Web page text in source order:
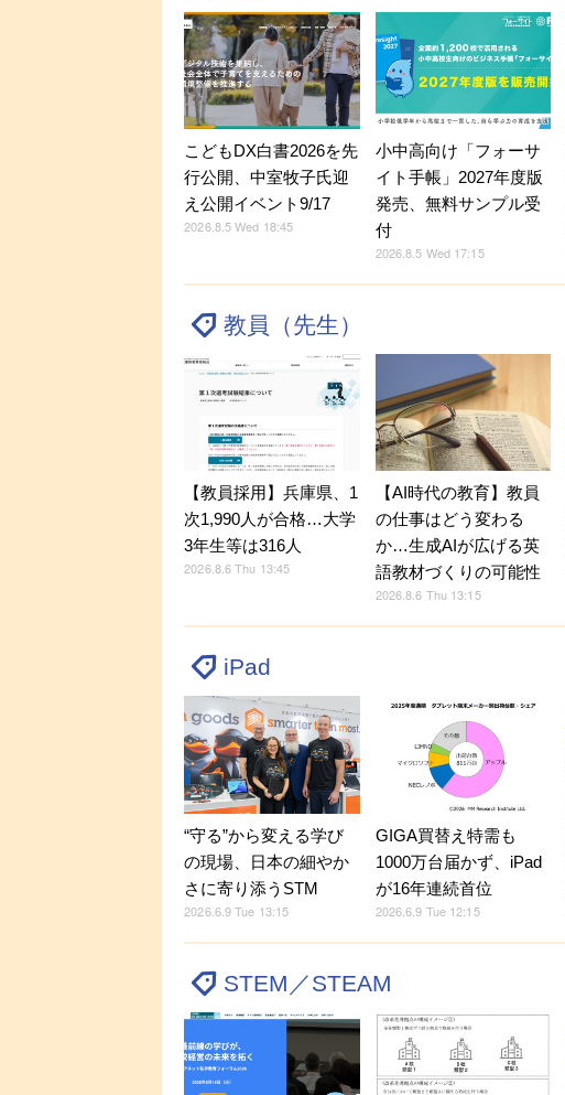
こどもDX白書2026を先
行公開、中室牧子氏迎
え公開イベント9/17
2026.8.5 Wed 18:45
小中高向け「フォーサ
イト手帳」2027年度版
発売、無料サンプル受
付
2026.8.5 Wed 17:15
教員（先生）
【教員採用】兵庫県、1
次1,990人が合格…大学
3年生等は316人
2026.8.6 Thu 13:45
【AI時代の教育】教員
の仕事はどう変わる
か…生成AIが広げる英
語教材づくりの可能性
2026.8.6 Thu 13:15
iPad
“守る”から変える学び
の現場、日本の細やか
さに寄り添うSTM
2026.6.9 Tue 13:15
GIGA買替え特需も
1000万台届かず、iPad
が16年連続首位
2026.6.9 Tue 12:15
STEM／STEAM